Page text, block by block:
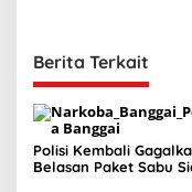
Berita Terkait
Polisi Kembali
Belasan Paket Sabu